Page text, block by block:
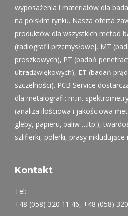
wyposażenia i materiałów dla
na polskim rynku. Nasza oferta
produktów dla wszystkich metod
(radiografii przemysłowej, MT
proszkowych), PT (badań
ultradźwiękowych), ET (badań
szczelności). PCB Service
dla metalografii: m.in.
(analiza ilościowa i jakościowa
gleby, papieru, paliw …itp.),
szlifierki, polerki, prasy inkludujące
Kontakt
Tel:
+48 (058) 320 11 46, +48 (058)